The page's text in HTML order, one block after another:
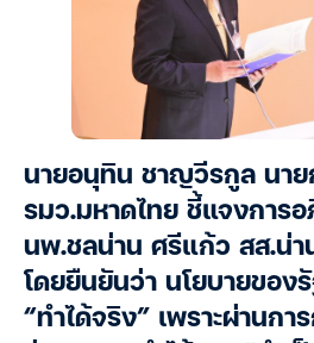
นายอนุทิน ชาญวีรกูล นาย
รมว.มหาดไทย ชี้แจงการ
นพ.ชลน่าน ศรีแก้ว สส.น่า
โดยยืนยันว่า นโยบายของ
“ทำได้จริง” เพราะผ่านก